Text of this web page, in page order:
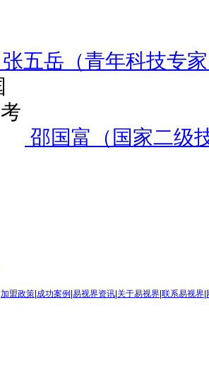
张五岳（青年科技专
邵国富（国家二级
加盟政策 成功案例 易视界资讯 关于易视界 联系易视界